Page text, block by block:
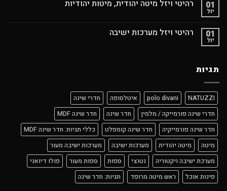
01
יול
רהיטי ויזל מיטה יהודית, מיטות יהודיות
01
יול
רהיטי ויזל מערכות ישיבה
תגיות
NATUZZI
polo divani איטלסופה
חדרי שינה
חדרי שינה פורמייקה / מלמין
חדר שינה
חדר שינה MDF
חדר שינה פורמייקיה
חדר שינה קומפלט
כללי תגיות: חדר שינה MDF
מיטה
מיטה יהודית מערכות ישיבה
מערכות ישיבה מעור
מערכת ישיבה ויקטוריה
נטוצי ספות ספות מעור
פולו דיואני
פינות אוכל
ראש מיטה מרופד תגיות: חדר שינה